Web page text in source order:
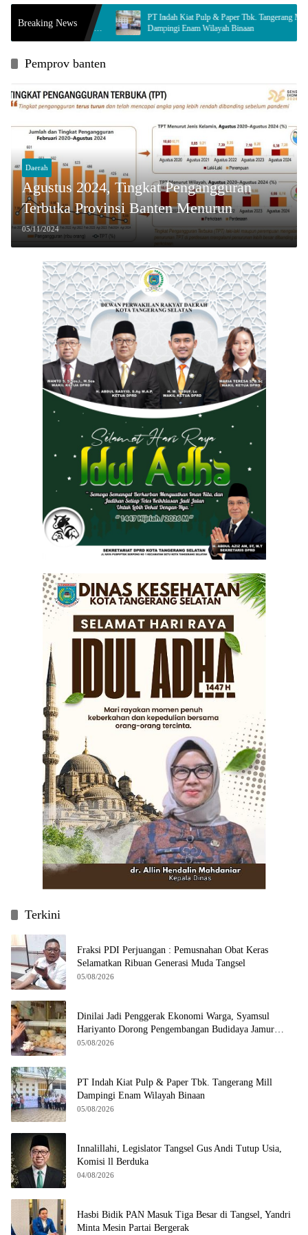
Breaking News
Jamur
PT Indah Kiat Pulp & Paper Tbk. Tangerang Mill
Dampingi Enam Wilayah Binaan
Pemprov banten
Daerah
Agustus 2024, Tingkat Pengangguran
Terbuka Provinsi Banten Menurun
05/11/2024
Terkini
Fraksi PDI Perjuangan : Pemusnahan Obat Keras
Selamatkan Ribuan Generasi Muda Tangsel
05/08/2026
Dinilai Jadi Penggerak Ekonomi Warga, Syamsul
Hariyanto Dorong Pengembangan Budidaya Jamur
Crispy di Serpong
05/08/2026
PT Indah Kiat Pulp & Paper Tbk. Tangerang Mill
Dampingi Enam Wilayah Binaan
05/08/2026
Innalillahi, Legislator Tangsel Gus Andi Tutup Usia,
Komisi ll Berduka
04/08/2026
Hasbi Bidik PAN Masuk Tiga Besar di Tangsel, Yandri
Minta Mesin Partai Bergerak